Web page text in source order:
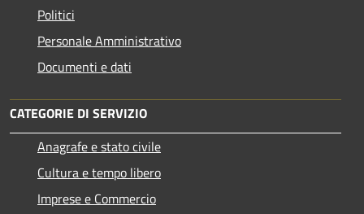
Politici
Personale Amministrativo
Documenti e dati
CATEGORIE DI SERVIZIO
Anagrafe e stato civile
Cultura e tempo libero
Imprese e Commercio